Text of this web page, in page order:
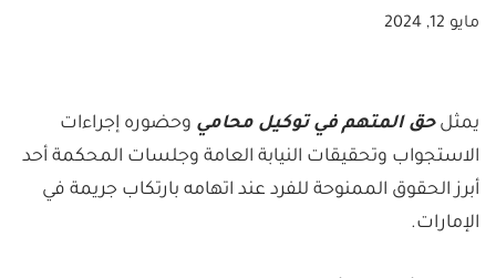
مايو 12, 2024
يمثلحق المتهم في توكيل محامي وحضوره إجراءات
الاستجواب وتحقيقات النيابة العامة وجلسات المحكمة أحد
أبرز الحقوق الممنوحة للفرد عند اتهامه بارتكاب جريمة في
الإمارات.